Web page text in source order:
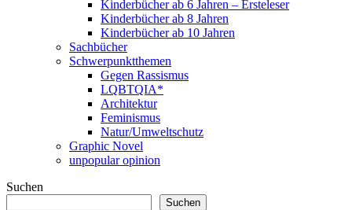
Kinderbücher ab 6 Jahren – Ersteleser
Kinderbücher ab 8 Jahren
Kinderbücher ab 10 Jahren
Sachbücher
Schwerpunktthemen
Gegen Rassismus
LQBTQIA*
Architektur
Feminismus
Natur/Umweltschutz
Graphic Novel
unpopular opinion
Suchen
Suchen